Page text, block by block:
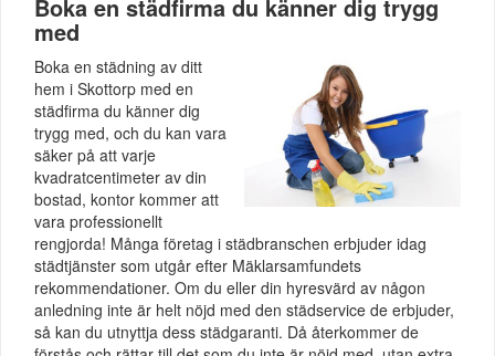
Boka en städfirma du känner dig trygg
med
Boka en städning av ditt
hem i Skottorp med en
städfirma du känner dig
trygg med, och du kan vara
säker på att varje
kvadratcentimeter av din
bostad, kontor kommer att
vara professionellt
rengjorda! Många företag i städbranschen erbjuder idag
städtjänster som utgår efter Mäklarsamfundets
rekommendationer. Om du eller din hyresvärd av någon
anledning inte är helt nöjd med den städservice de erbjuder,
så kan du utnyttja dess städgaranti. Då återkommer de